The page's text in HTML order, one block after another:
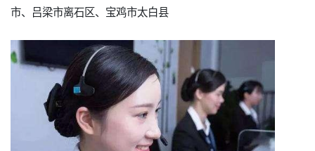
市、吕梁市离石区、宝鸡市太白县